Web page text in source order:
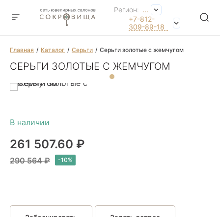
Регион: ...
+7-812-
309-89-18
Главная Каталог Серьги Серьги золотые с жемчугом
СЕРЬГИ ЗОЛОТЫЕ С ЖЕМЧУГОМ
261 507.60 ₽
290 564 ₽